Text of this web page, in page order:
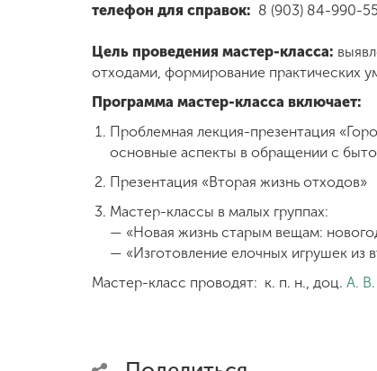
Международная
деятельности
Студенческая
жизнь
Сведения об
образовательной
+7 (831) 262-26-20
телефон для справок: 8 (903) 84-990-
Цель проведения мастер-класса:
отходами, формирование практических
Программа мастер-класса включает:
Проблемная лекция-презентация
основные аспекты в обращении с
Презентация «Вторая жизнь отходов»
Мастер-классы в малых группах:
— «Новая жизнь старым вещам:
— «Изготовление елочных игрушек из
Мастер-класс проводят: к. п. н., доц. А.